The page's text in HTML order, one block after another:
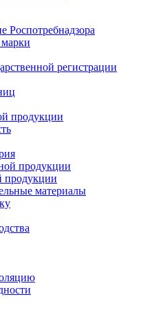
Роспотребнадзора
марки
регистрации
продукции
продукции
продукции
материалы